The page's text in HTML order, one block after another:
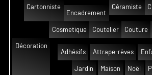
Cartonniste
Encadrement
Céramiste
Cosmetique Coutelier Couture
Décoration
Adhésifs
Attrape-rêves
Jardin Maison Noël